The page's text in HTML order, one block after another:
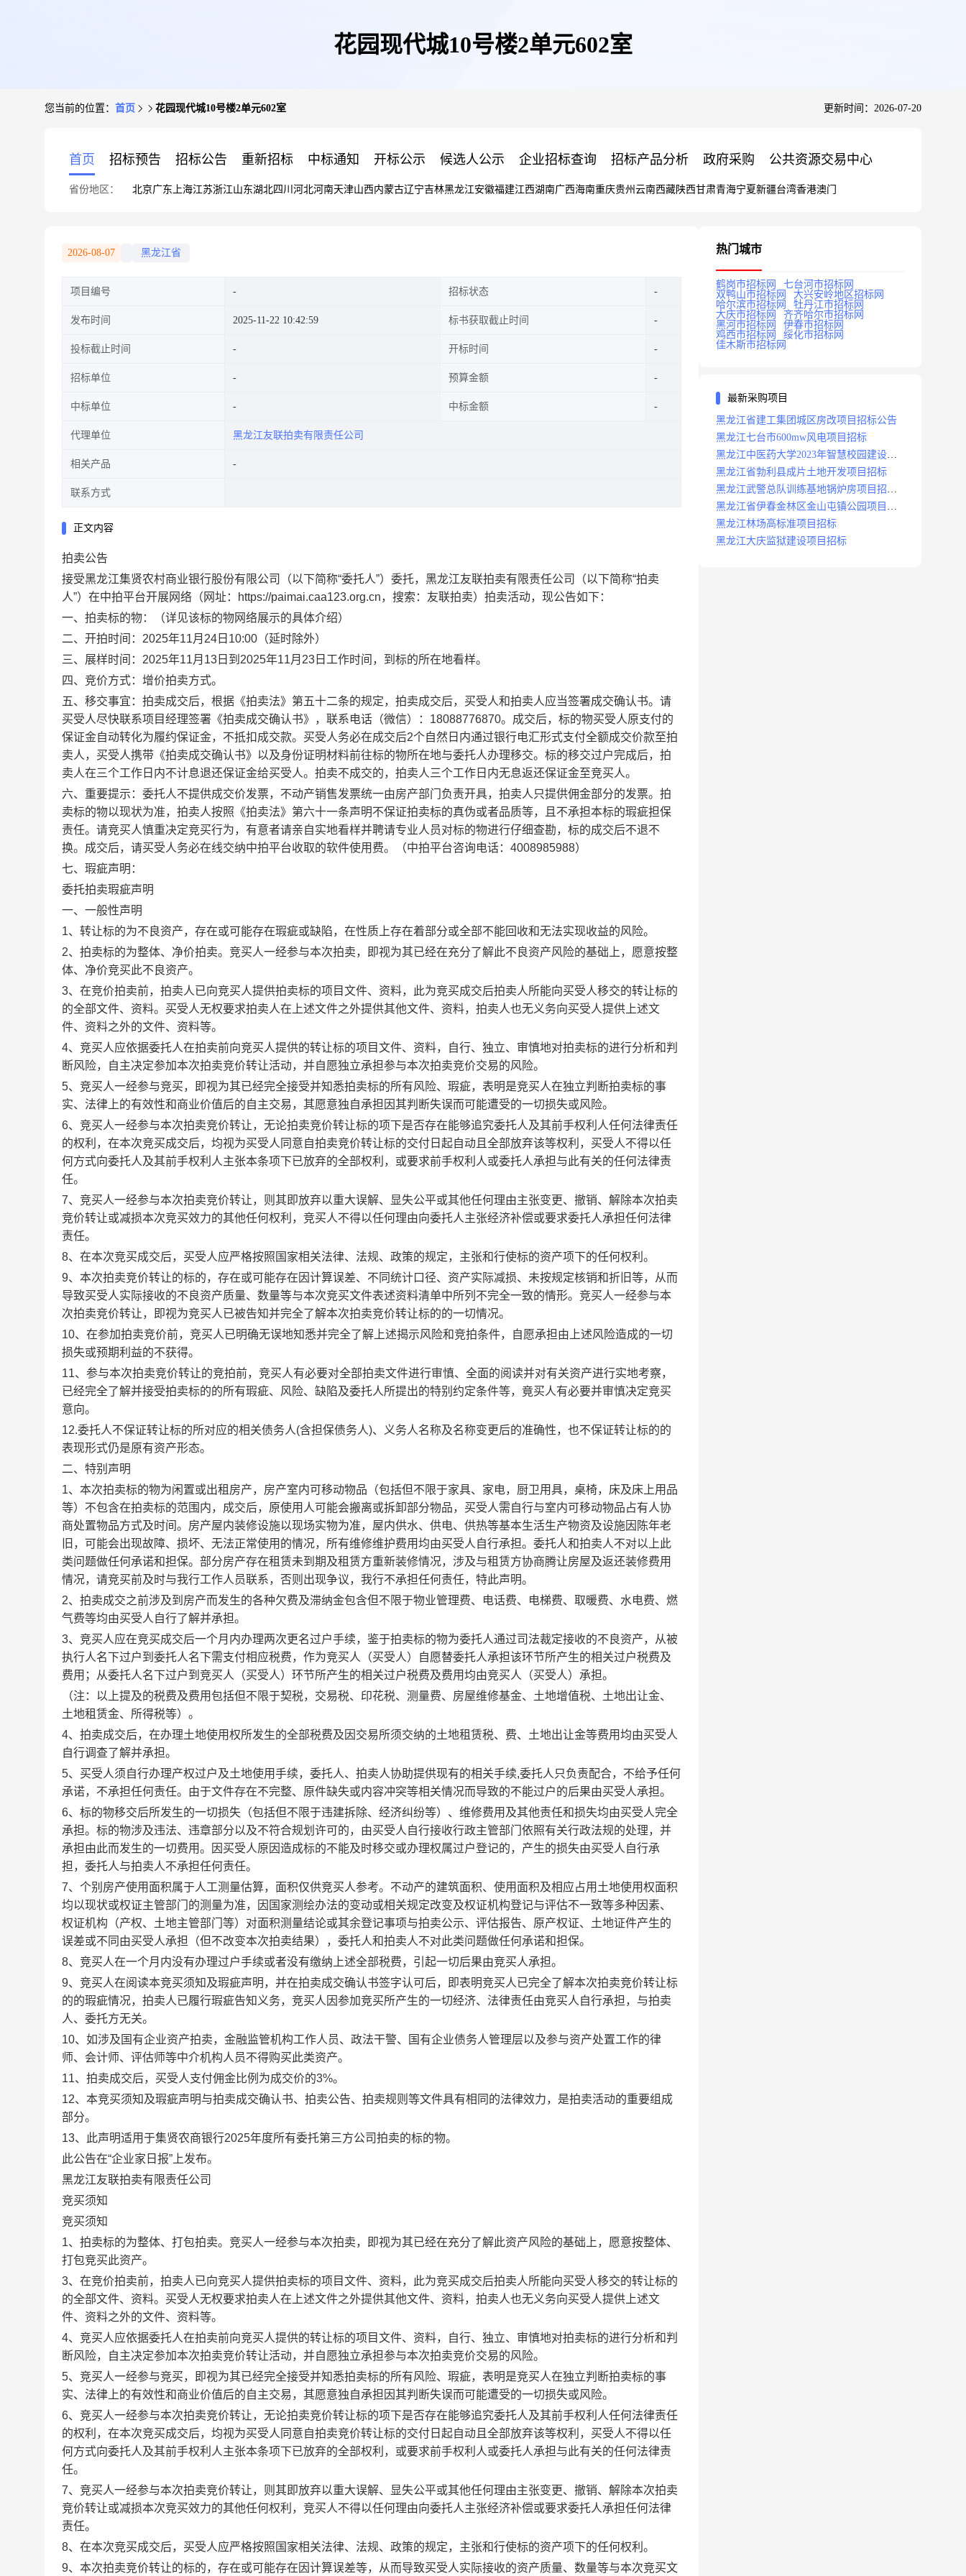
花园现代城10号楼2单元602室
您当前的位置： 首页 花园现代城10号楼2单元602室 更新时间：2026-07-20
首页 招标预告 招标公告 重新招标 中标通知 开标公示 候选人公示 企业招标查询 招标产品分析 政府采购 公共资源交易中心
省份地区： 北京广东 上海江苏浙江山东湖北四川 河北河南天津山西内蒙古辽宁吉林黑龙江安徽福建江西湖南广西海南重庆贵州 云南西藏陕西甘肃青海宁夏新疆台湾香港澳门
2026-08-07 黑龙江省
项目编号 招标状态
发布时间 2025-11-22 10:42:59 标书获取截止时间
投标截止时间 开标时间
招标单位 预算金额
中标单位 中标金额
代理单位 黑龙江友联拍卖有限责任公司
相关产品
联系方式
正文内容
拍卖公告
接受黑龙江集贤农村商业银行股份有限公司（以下简称“委托人”）委托，黑龙江友联拍卖有限责任公司（以下简称“拍卖
人”）在中拍平台开展网络（网址：https://paimai.caa123.org.cn，搜索：友联拍卖）拍卖活动，现公告如下：
一、拍卖标的物：（详见该标的物网络展示的具体介绍）
二、开拍时间：2025年11月24日10:00（延时除外）
三、展样时间：2025年11月13日到2025年11月23日工作时间，到标的所在地看样。
四、竞价方式：增价拍卖方式。
五、移交事宜：拍卖成交后，根据《拍卖法》第五十二条的规定，拍卖成交后，买受人和拍卖人应当签署成交确认书。请
买受人尽快联系项目经理签署《拍卖成交确认书》，联系电话（微信）：18088776870。成交后，标的物买受人原支付的
保证金自动转化为履约保证金，不抵扣成交款。买受人务必在成交后2个自然日内通过银行电汇形式支付全额成交价款至拍
卖人，买受人携带《拍卖成交确认书》以及身份证明材料前往标的物所在地与委托人办理移交。标的移交过户完成后，拍
卖人在三个工作日内不计息退还保证金给买受人。拍卖不成交的，拍卖人三个工作日内无息返还保证金至竞买人。
六、重要提示：委托人不提供成交价发票，不动产销售发票统一由房产部门负责开具，拍卖人只提供佣金部分的发票。拍
卖标的物以现状为准，拍卖人按照《拍卖法》第六十一条声明不保证拍卖标的真伪或者品质等，且不承担本标的瑕疵担保
责任。请竞买人慎重决定竞买行为，有意者请亲自实地看样并聘请专业人员对标的物进行仔细查勘，标的成交后不退不
换。成交后，请买受人务必在线交纳中拍平台收取的软件使用费。（中拍平台咨询电话：4008985988）
七、瑕疵声明：
委托拍卖瑕疵声明
一、一般性声明
1、转让标的为不良资产，存在或可能存在瑕疵或缺陷，在性质上存在着部分或全部不能回收和无法实现收益的风险。
2、拍卖标的为整体、净价拍卖。竞买人一经参与本次拍卖，即视为其已经在充分了解此不良资产风险的基础上，愿意按整
体、净价竞买此不良资产。
3、在竞价拍卖前，拍卖人已向竞买人提供拍卖标的项目文件、资料，此为竞买成交后拍卖人所能向买受人移交的转让标的
的全部文件、资料。买受人无权要求拍卖人在上述文件之外提供其他文件、资料，拍卖人也无义务向买受人提供上述文
件、资料之外的文件、资料等。
4、竞买人应依据委托人在拍卖前向竞买人提供的转让标的项目文件、资料，自行、独立、审慎地对拍卖标的进行分析和判
断风险，自主决定参加本次拍卖竞价转让活动，并自愿独立承担参与本次拍卖竞价交易的风险。
5、竞买人一经参与竞买，即视为其已经完全接受并知悉拍卖标的所有风险、瑕疵，表明是竞买人在独立判断拍卖标的事
实、法律上的有效性和商业价值后的自主交易，其愿意独自承担因其判断失误而可能遭受的一切损失或风险。
6、竞买人一经参与本次拍卖竞价转让，无论拍卖竞价转让标的项下是否存在能够追究委托人及其前手权利人任何法律责任
的权利，在本次竞买成交后，均视为买受人同意自拍卖竞价转让标的交付日起自动且全部放弃该等权利，买受人不得以任
何方式向委托人及其前手权利人主张本条项下已放弃的全部权利，或要求前手权利人或委托人承担与此有关的任何法律责
任。
7、竞买人一经参与本次拍卖竞价转让，则其即放弃以重大误解、显失公平或其他任何理由主张变更、撤销、解除本次拍卖
竞价转让或减损本次竞买效力的其他任何权利，竞买人不得以任何理由向委托人主张经济补偿或要求委托人承担任何法律
责任。
8、在本次竞买成交后，买受人应严格按照国家相关法律、法规、政策的规定，主张和行使标的资产项下的任何权利。
9、本次拍卖竞价转让的标的，存在或可能存在因计算误差、不同统计口径、资产实际减损、未按规定核销和折旧等，从而
导致买受人实际接收的不良资产质量、数量等与本次竞买文件表述资料清单中所列不完全一致的情形。竞买人一经参与本
次拍卖竞价转让，即视为竞买人已被告知并完全了解本次拍卖竞价转让标的的一切情况。
10、在参加拍卖竞价前，竞买人已明确无误地知悉并完全了解上述揭示风险和竞拍条件，自愿承担由上述风险造成的一切
损失或预期利益的不获得。
11、参与本次拍卖竞价转让的竞拍前，竞买人有必要对全部拍卖文件进行审慎、全面的阅读并对有关资产进行实地考察，
已经完全了解并接受拍卖标的的所有瑕疵、风险、缺陷及委托人所提出的特别约定条件等，竟买人有必要并审慎决定竞买
意向。
12.委托人不保证转让标的所对应的相关债务人(含担保债务人)、义务人名称及名称变更后的准确性，也不保证转让标的的
表现形式仍是原有资产形态。
二、特别声明
1、本次拍卖标的物为闲置或出租房产，房产室内可移动物品（包括但不限于家具、家电，厨卫用具，桌椅，床及床上用品
等）不包含在拍卖标的范围内，成交后，原使用人可能会搬离或拆卸部分物品，买受人需自行与室内可移动物品占有人协
商处置物品方式及时间。房产屋内装修设施以现场实物为准，屋内供水、供电、供热等基本生活生产物资及设施因陈年老
旧，可能会出现故障、损坏、无法正常使用的情况，所有维修维护费用均由买受人自行承担。委托人和拍卖人不对以上此
类问题做任何承诺和担保。部分房产存在租赁未到期及租赁方重新装修情况，涉及与租赁方协商腾让房屋及返还装修费用
情况，请竞买前及时与我行工作人员联系，否则出现争议，我行不承担任何责任，特此声明。
2、拍卖成交之前涉及到房产而发生的各种欠费及滞纳金包含但不限于物业管理费、电话费、电梯费、取暖费、水电费、燃
气费等均由买受人自行了解并承担。
3、竞买人应在竞买成交后一个月内办理两次更名过户手续，鉴于拍卖标的物为委托人通过司法裁定接收的不良资产，从被
执行人名下过户到委托人名下需支付相应税费，作为竞买人（买受人）自愿替委托人承担该环节所产生的相关过户税费及
费用；从委托人名下过户到竞买人（买受人）环节所产生的相关过户税费及费用均由竞买人（买受人）承担。
（注：以上提及的税费及费用包括但不限于契税，交易税、印花税、测量费、房屋维修基金、土地增值税、土地出让金、
土地租赁金、所得税等）。
4、拍卖成交后，在办理土地使用权所发生的全部税费及因交易所须交纳的土地租赁税、费、土地出让金等费用均由买受人
自行调查了解并承担。
5、买受人须自行办理产权过户及土地使用手续，委托人、拍卖人协助提供现有的相关手续,委托人只负责配合，不给予任何
承诺，不承担任何责任。由于文件存在不完整、原件缺失或内容冲突等相关情况而导致的不能过户的后果由买受人承担。
6、标的物移交后所发生的一切损失（包括但不限于违建拆除、经济纠纷等）、维修费用及其他责任和损失均由买受人完全
承担。标的物涉及违法、违章部分以及不符合规划许可的，由买受人自行接收行政主管部门依照有关行政法规的处理，并
承担由此而发生的一切费用。因买受人原因造成标的不能及时移交或办理权属过户登记的，产生的损失由买受人自行承
担，委托人与拍卖人不承担任何责任。
7、个别房产使用面积属于人工测量估算，面积仅供竞买人参考。不动产的建筑面积、使用面积及相应占用土地使用权面积
均以现状或权证主管部门的测量为准，因国家测绘办法的变动或相关规定改变及权证机构登记与评估不一致等多种因素、
权证机构（产权、土地主管部门等）对面积测量结论或其余登记事项与拍卖公示、评估报告、原产权证、土地证件产生的
误差或不同由买受人承担（但不改变本次拍卖结果），委托人和拍卖人不对此类问题做任何承诺和担保。
8、竞买人在一个月内没有办理过户手续或者没有缴纳上述全部税费，引起一切后果由竞买人承担。
9、竞买人在阅读本竞买须知及瑕疵声明，并在拍卖成交确认书签字认可后，即表明竞买人已完全了解本次拍卖竞价转让标
的的瑕疵情况，拍卖人已履行瑕疵告知义务，竞买人因参加竞买所产生的一切经济、法律责任由竞买人自行承担，与拍卖
人、委托方无关。
10、如涉及国有企业资产拍卖，金融监管机构工作人员、政法干警、国有企业债务人管理层以及参与资产处置工作的律
师、会计师、评估师等中介机构人员不得购买此类资产。
11、拍卖成交后，买受人支付佣金比例为成交价的3%。
12、本竞买须知及瑕疵声明与拍卖成交确认书、拍卖公告、拍卖规则等文件具有相同的法律效力，是拍卖活动的重要组成
部分。
13、此声明适用于集贤农商银行2025年度所有委托第三方公司拍卖的标的物。
此公告在“企业家日报”上发布。
黑龙江友联拍卖有限责任公司
竞买须知
竞买须知
1、拍卖标的为整体、打包拍卖。竞买人一经参与本次拍卖，即视为其已经在充分了解此资产风险的基础上，愿意按整体、
打包竞买此资产。
3、在竞价拍卖前，拍卖人已向竞买人提供拍卖标的项目文件、资料，此为竞买成交后拍卖人所能向买受人移交的转让标的
的全部文件、资料。买受人无权要求拍卖人在上述文件之外提供其他文件、资料，拍卖人也无义务向买受人提供上述文
件、资料之外的文件、资料等。
4、竞买人应依据委托人在拍卖前向竞买人提供的转让标的项目文件、资料，自行、独立、审慎地对拍卖标的进行分析和判
断风险，自主决定参加本次拍卖竞价转让活动，并自愿独立承担参与本次拍卖竞价交易的风险。
5、竞买人一经参与竞买，即视为其已经完全接受并知悉拍卖标的所有风险、瑕疵，表明是竞买人在独立判断拍卖标的事
实、法律上的有效性和商业价值后的自主交易，其愿意独自承担因其判断失误而可能遭受的一切损失或风险。
6、竞买人一经参与本次拍卖竞价转让，无论拍卖竞价转让标的项下是否存在能够追究委托人及其前手权利人任何法律责任
的权利，在本次竞买成交后，均视为买受人同意自拍卖竞价转让标的交付日起自动且全部放弃该等权利，买受人不得以任
何方式向委托人及其前手权利人主张本条项下已放弃的全部权利，或要求前手权利人或委托人承担与此有关的任何法律责
任。
7、竞买人一经参与本次拍卖竞价转让，则其即放弃以重大误解、显失公平或其他任何理由主张变更、撤销、解除本次拍卖
竞价转让或减损本次竞买效力的其他任何权利，竞买人不得以任何理由向委托人主张经济补偿或要求委托人承担任何法律
责任。
8、在本次竞买成交后，买受人应严格按照国家相关法律、法规、政策的规定，主张和行使标的资产项下的任何权利。
9、本次拍卖竞价转让的标的，存在或可能存在因计算误差等，从而导致买受人实际接收的资产质量、数量等与本次竞买文
热门城市
鹤岗市招标网
七台河市招标网
双鸭山市招标网
大兴安岭地区招标网
哈尔滨市招标网
牡丹江市招标网
大庆市招标网
齐齐哈尔市招标网
黑河市招标网
伊春市招标网
鸡西市招标网
绥化市招标网
佳木斯市招标网
最新采购项目
黑龙江省建工集团城区房改项目招标公告
黑龙江七台市600mw风电项目招标
黑龙江中医药大学2023年智慧校园建设项
目招标公告
黑龙江省勃利县成片土地开发项目招标
黑龙江武警总队训练基地锅炉房项目招标
公示
黑龙江省伊春金林区金山屯镇公园项目招
标公告
黑龙江林场高标准项目招标
黑龙江大庆监狱建设项目招标